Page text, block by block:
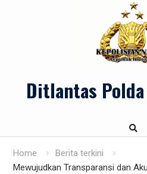
Ditlantas
Home
Berita terkini
Mewujudkan Transparansi dan